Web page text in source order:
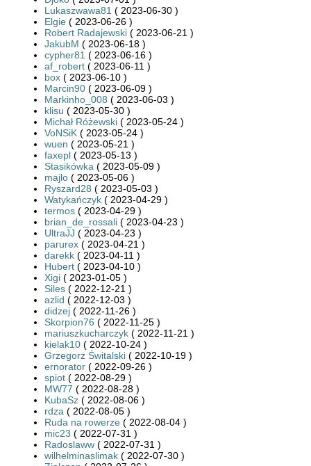
Lukaszwawa81 ( 2023-06-30 )
Elgie ( 2023-06-26 )
Robert Radajewski ( 2023-06-21 )
JakubM ( 2023-06-18 )
cypher81 ( 2023-06-16 )
af_robert ( 2023-06-11 )
box ( 2023-06-10 )
Marcin90 ( 2023-06-09 )
Markinho_008 ( 2023-06-03 )
klisu ( 2023-05-30 )
Michał Różewski ( 2023-05-24 )
VoNSiK ( 2023-05-24 )
wuen ( 2023-05-21 )
faxepl ( 2023-05-13 )
Stasikówka ( 2023-05-09 )
majlo ( 2023-05-06 )
Ryszard28 ( 2023-05-03 )
Watykańczyk ( 2023-04-29 )
termos ( 2023-04-29 )
brian_de_rossali ( 2023-04-23 )
UltraJJ ( 2023-04-23 )
parurex ( 2023-04-21 )
darekk ( 2023-04-11 )
Hubert ( 2023-04-10 )
Xigi ( 2023-01-05 )
Siles ( 2022-12-21 )
azlid ( 2022-12-03 )
didzej ( 2022-11-26 )
Skorpion76 ( 2022-11-25 )
mariuszkucharczyk ( 2022-11-21 )
kielak10 ( 2022-10-24 )
Grzegorz Świtalski ( 2022-10-19 )
ernorator ( 2022-09-26 )
spiot ( 2022-08-29 )
MW77 ( 2022-08-28 )
KubaSz ( 2022-08-06 )
rdza ( 2022-08-05 )
Ruda na rowerze ( 2022-08-04 )
mic23 ( 2022-07-31 )
Radoslaww ( 2022-07-31 )
wilhelminaslimak ( 2022-07-30 )